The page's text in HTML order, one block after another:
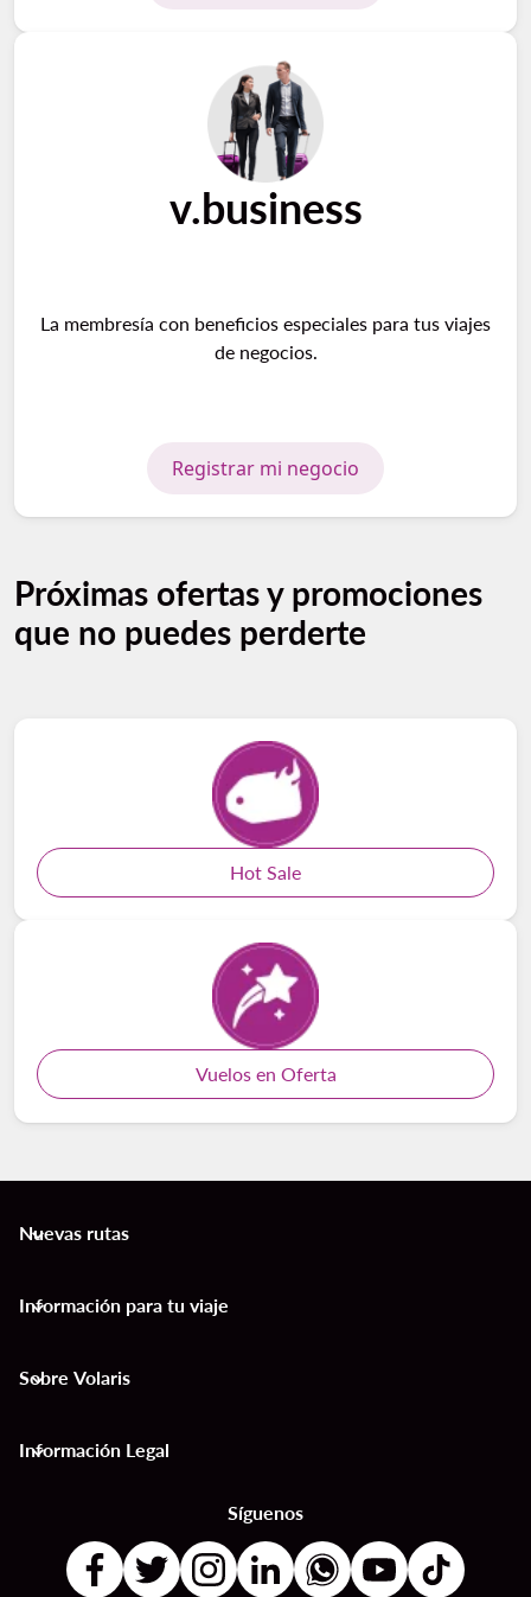
v.business
La membresía con beneficios especiales para tus viajes
de negocios.
Registrar mi negocio
Próximas ofertas y promociones
que no puedes perderte
Hot Sale
Vuelos en Oferta
Nuevas rutas
keyboard_arrow_down
Información para tu viaje
keyboard_arrow_down
Sobre Volaris
keyboard_arrow_down
Información Legal
keyboard_arrow_down
Síguenos